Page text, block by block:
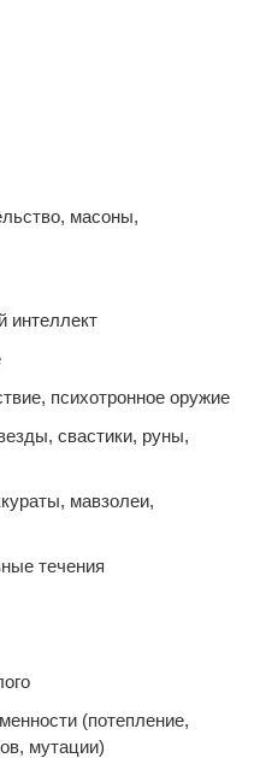
масоны,
интеллект
психотронное оружие
свастики, руны,
мавзолеи,
течения
(потепление,
мутации)